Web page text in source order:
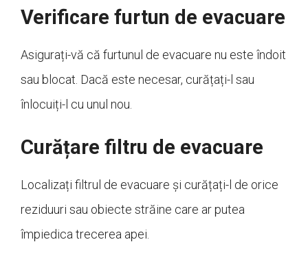
Verificare furtun de evacuare
Asigurați-vă că furtunul de evacuare nu este îndoit
sau blocat. Dacă este necesar, curățați-l sau
înlocuiți-l cu unul nou.
Curățare filtru de evacuare
Localizați filtrul de evacuare și curățați-l de orice
reziduuri sau obiecte străine care ar putea
împiedica trecerea apei.